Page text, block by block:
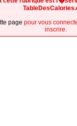
page pour vous
inscrire.